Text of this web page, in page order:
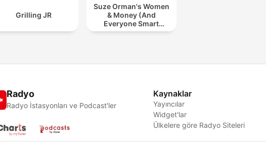
Grilling JR
Suze Orman's Women
& Money (And
Everyone Smart
Enough To Listen)
Radyo
Radyo İstasyonları ve Podcast'ler
Kaynaklar
Yayıncılar
Widget'lar
Ülkelere göre Radyo Siteleri